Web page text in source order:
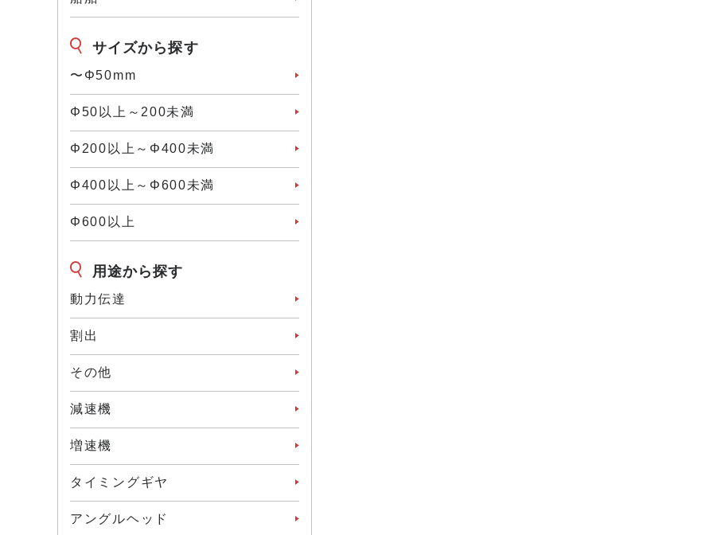
サイズから探す
〜Φ50mm
Φ50以上～200未満
Φ200以上～Φ400未満
Φ400以上～Φ600未満
Φ600以上
用途から探す
動力伝達
割出
その他
減速機
増速機
タイミングギヤ
アングルヘッド